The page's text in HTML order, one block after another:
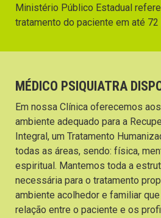
Ministério Público Estadual
tratamento do paciente em até 72
MÉDICO PSIQUIATRA
Em nossa Clínica oferecemos
ambiente adequado para a
Integral, um Tratamento
todas as áreas, sendo: física,
espiritual. Mantemos toda a
necessária para o tratamento
ambiente acolhedor e familiar
relação entre o paciente e os